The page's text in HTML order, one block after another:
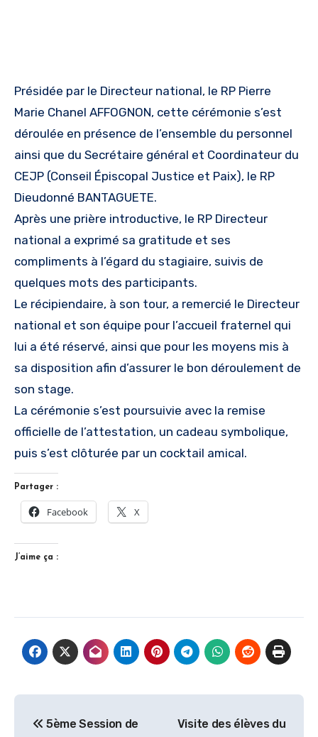
Présidée par le Directeur national, le RP Pierre
Marie Chanel AFFOGNON, cette cérémonie s’est
déroulée en présence de l’ensemble du personnel
ainsi que du Secrétaire général et Coordinateur du
CEJP (Conseil Épiscopal Justice et Paix), le RP
Dieudonné BANTAGUETE.
Après une prière introductive, le RP Directeur
national a exprimé sa gratitude et ses
compliments à l’égard du stagiaire, suivis de
quelques mots des participants.
Le récipiendaire, à son tour, a remercié le Directeur
national et son équipe pour l’accueil fraternel qui
lui a été réservé, ainsi que pour les moyens mis à
sa disposition afin d’assurer le bon déroulement de
son stage.
La cérémonie s’est poursuivie avec la remise
officielle de l’attestation, un cadeau symbolique,
puis s’est clôturée par un cocktail amical.
Partager :
Facebook X
J’aime ça :
5ème Session de Visite des élèves du